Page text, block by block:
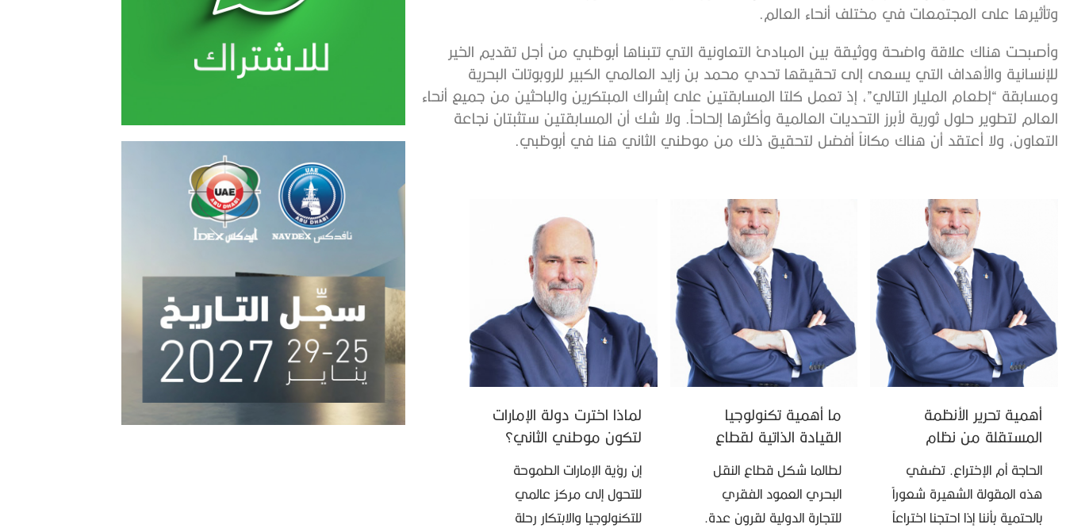
وتأثيرها على المجتمعات في مختلف أنحاء العالم.
وأصبحت هناك علاقة واضحة ووثيقة بين المبادئ التعاونية التي تتبناها أبوظبي من أجل تقديم الخير
للإنسانية والأهداف التي يسعى إلى تحقيقها تحدي محمد بن زايد العالمي الكبير للروبوتات البحرية
ومسابقة “إطعام المليار التالي”، إذ تعمل كلتا المسابقتين على إشراك المبتكرين والباحثين من جميع أنحاء
العالم لتطوير حلول ثورية لأبرز التحديات العالمية وأكثرها إلحاحاً. ولا شك أن المسابقتين ستثبتان نجاعة
التعاون، ولا أعتقد أن هناك مكاناً أفضل لتحقيق ذلك من موطني الثاني هنا في أبوظبي.
أهمية تحرير الأنظمة
المستقلة من نظام
الملاحة عبر الأقمار
الصناعية
الحاجة أم الإختراع. تضفي
هذه المقولة الشهيرة شعوراً
بالحتمية بأننا إذا احتجنا اختراعاً
ما أهمية تكنولوجيا
القيادة الذاتية لقطاع
لطالما شكل قطاع النقل
البحري العمود الفقري
للتجارة الدولية لقرون عدة.
لماذا اخترت دولة الإمارات
لتكون موطني الثاني؟
إن رؤية الإمارات الطموحة
للتحول إلى مركز عالمي
للتكنولوجيا والابتكار رحلة